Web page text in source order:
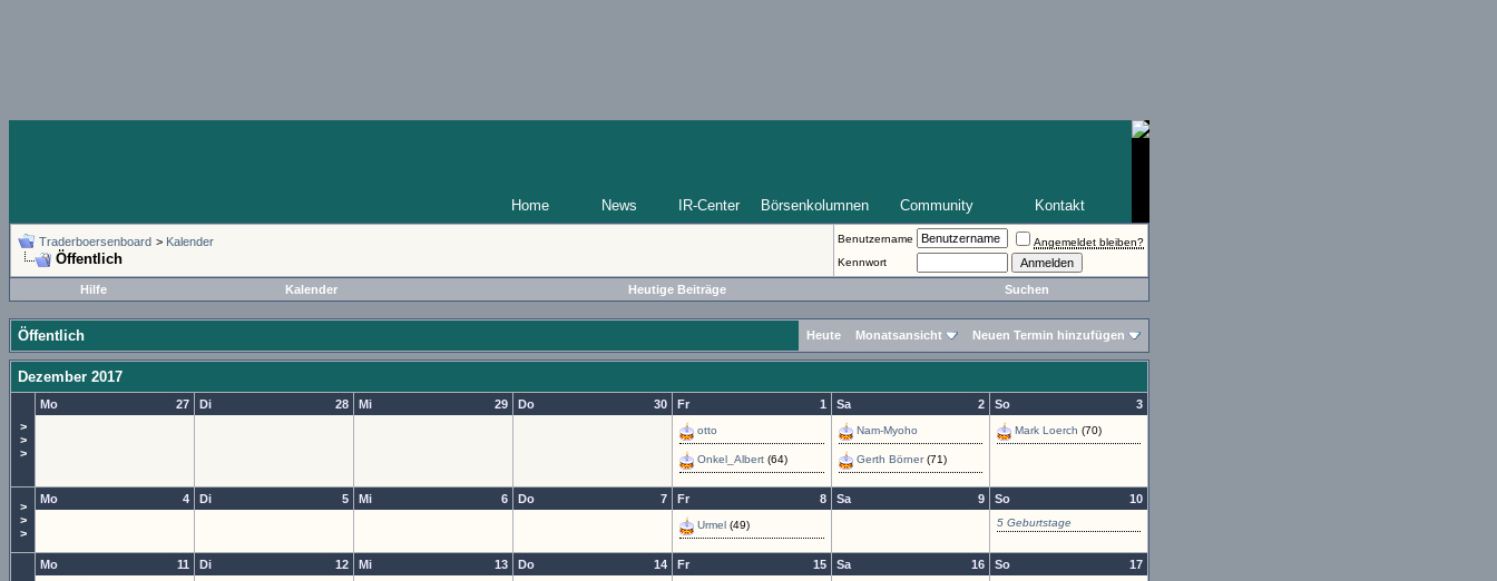
Home News IR-Center Börsenkolumnen Community Kontakt
Traderboersenboard > Kalender
Öffentlich
Benutzername
Angemeldet bleiben?
Kennwort
Hilfe Kalender Heutige Beiträge Suchen
Öffentlich Heute Monatsansicht Neuen Termin hinzufügen
Dezember 2017
>
>
>
27
Mo 28
Di 29
Mi 30
Do 1
Fr
otto
Onkel_Albert (64)
2
Sa
Nam-Myoho
Gerth Börner(71)
3
So
Mark Loerch (70)
>
>
>
4
Mo 5
Di 6
Mi 7
Do 8
Fr
Urmel (49)
9
Sa 10
So
5 Geburtstage
11
Mo 12
Di 13
Mi 14
Do 15
Fr 16
Sa 17
So